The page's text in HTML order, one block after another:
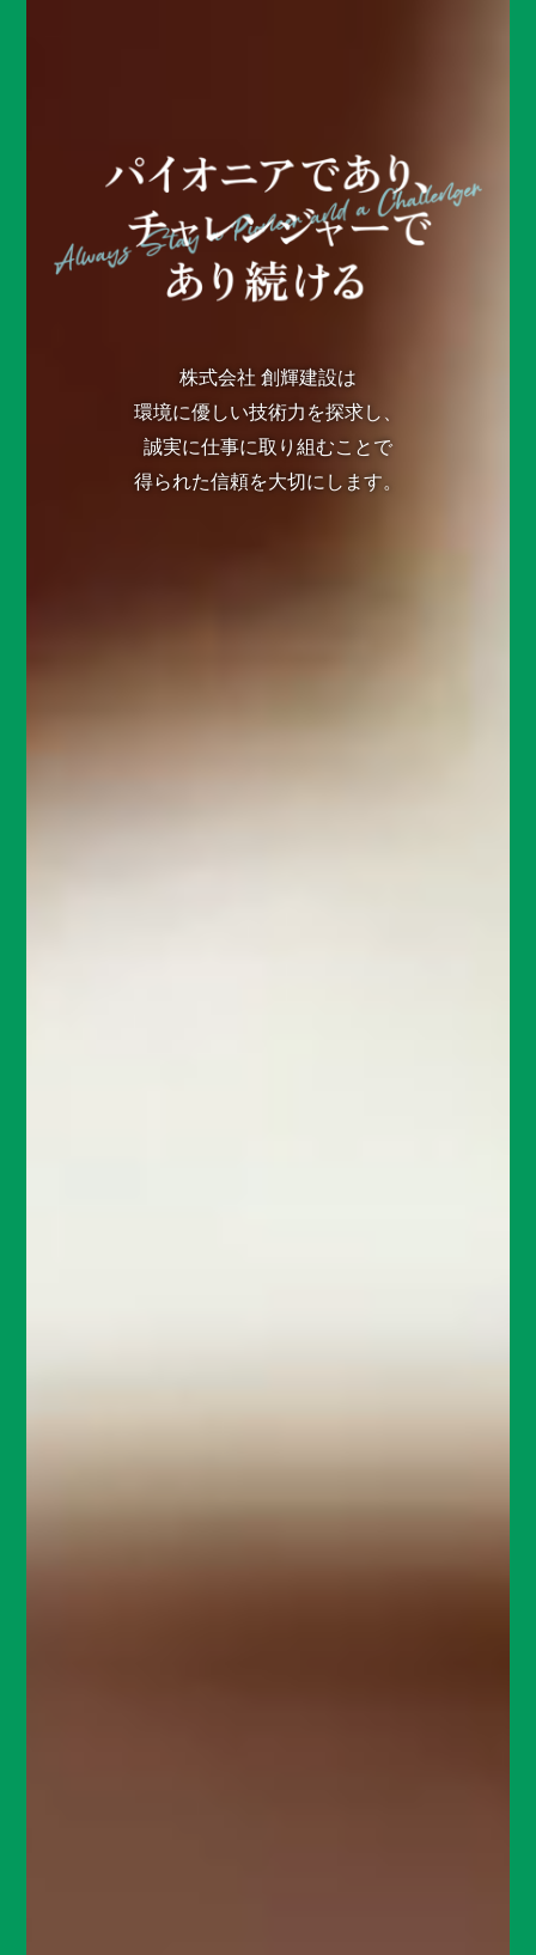
株式会社 創輝建設は
環境に優しい技術力を探求し、
誠実に仕事に取り組むことで
得られた信頼を大切にします。